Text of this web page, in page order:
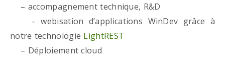
– accompagnement technique, R&D
– webisation d’applications WinDev grâce à
notre technologie LightREST
– Déploiement cloud